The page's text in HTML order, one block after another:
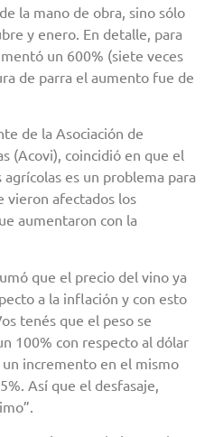
la mano de obra, sino sólo
y enero. En detalle, para
un 600% (siete veces
de parra el aumento fue de
de la Asociación de
(Acovi), coincidió en que el
es un problema para
vieron afectados los
aumentaron con la
que el precio del vino ya
a la inflación y con esto
tenés que el peso se
100% con respecto al dólar
incremento en el mismo
Así que el desfasaje,